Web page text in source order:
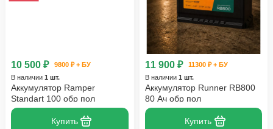
10 500 ₽
9800 ₽ + БУ
В наличии 1 шт.
Аккумулятор Ramper
Standart 100 обр пол
Купить
11 900 ₽
11300 ₽ + БУ
В наличии 1 шт.
Аккумулятор Runner RB800
80 Ач обр пол
Купить